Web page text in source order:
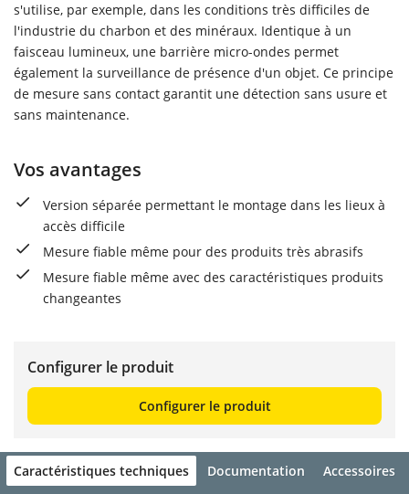
s'utilise, par exemple, dans les conditions très difficiles de
l'industrie du charbon et des minéraux. Identique à un
faisceau lumineux, une barrière micro-ondes permet
également la surveillance de présence d'un objet. Ce principe
de mesure sans contact garantit une détection sans usure et
sans maintenance.
Vos avantages
Version séparée permettant le montage dans les lieux à
accès difficile
Mesure fiable même pour des produits très abrasifs
Mesure fiable même avec des caractéristiques produits
changeantes
Configurer le produit
Configurer le produit
Caractéristiques techniques Documentation Accessoires